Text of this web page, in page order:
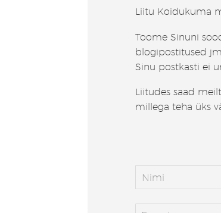
Liitu Koidukuma
Toome Sinuni
blogipostitused
Sinu postkasti ei
Liitudes saad
millega teha üks